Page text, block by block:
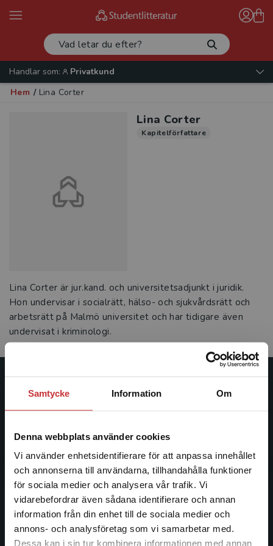
Samtycke Information Om
Denna webbplats använder cookies
Vi använder enhetsidentifierare för att anpassa innehållet
och annonserna till användarna, tillhandahålla funktioner
för sociala medier och analysera vår trafik. Vi
vidarebefordrar även sådana identifierare och annan
information från din enhet till de sociala medier och
annons- och analysföretag som vi samarbetar med.
Dessa kan i sin tur kombinera informationen med annan
Begränsad fraktregion
Handlar som:
Privatkund
Hem / Lina Corter
Lina Corter
Kapitelförfattare
Lina Corter är jur.kand. och universitetsadjunkt i juridik.
Hon undervisar i socialrätt, hälso- och sjukvårdsrätt och
arbetsrätt på Malmö universitet och har tidigare även
undervisat i kriminologi.
Studentlitteratur
ledande utbildningsförlag. Med läromedel, kurslitteratur,
facklitteratur, utbildningar och digitala
informationstjänster i utbudet, finns Studentlitteratur med
längs hela kunskapsresan.
Kontakta oss
Kontakta oss